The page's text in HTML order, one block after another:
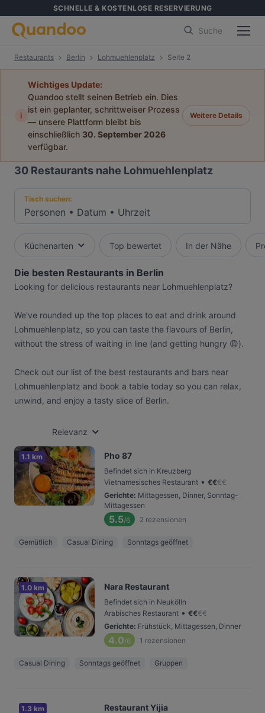
SCHNELLE & KOSTENLOSE RESERVIERUNG
Suche
Restaurants Berlin Lohmuehlenplatz Seite 2
i
Wichtiges Update:
Quandoo stellt seinen Betrieb ein. Dies
ist ein geplanter, schrittweiser Prozess
— unsere Plattform bleibt bis
einschließlich 30. September 2026
verfügbar.
Weitere Details
30 Restaurants nahe Lohmuehlenplatz
Tisch suchen:
Personen • Datum • Uhrzeit
Küchenarten Top bewertet In der Nähe
Die besten Restaurants in Berlin
Looking for delicious restaurants near Lohmuehlenplatz?
We've rounded up the top places to eat and drink around
Lohmuehlenplatz, so you can taste the flavours of Berlin,
without the stress of waiting in line (and getting hungry 😩).
Check out our list of the best restaurants and bars near
Lohmuehlenplatz and book a table today so you can relax,
unwind, and enjoy a tasty slice of Berlin.
Relevanz
1.1 km Pho 87
Befindet sich in Kreuzberg
Vietnamesisches Restaurant • €€€€
Gerichte: Mittagessen, Dinner, Sonntag-
Mittagessen
5.5/6 2 rezensionen
Gemütlich Casual Dining Sonntags geöffnet
1.0 km Nara Restaurant
Befindet sich in Neukölln
Arabisches Restaurant • €€€€
Gerichte: Frühstück, Mittagessen, Dinner
4.0/6 1 rezensionen
Casual Dining Sonntags geöffnet Gruppen
1.3 km Restaurant Yijia